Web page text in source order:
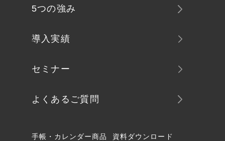
5つの強み
導入実績
セミナー
よくあるご質問
手帳・カレンダー商品
資料ダウンロード